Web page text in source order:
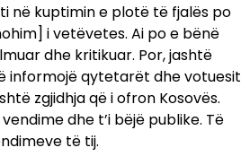
në kuptimin e plotë të fjalës po
i vetëvetes. Ai po e bënë
dhe kritikuar. Por, jashtë
informojë qytetarët dhe votuesit
zgjidhja që i ofron Kosovës.
dhe t’i bëjë publike. Të
të tij.